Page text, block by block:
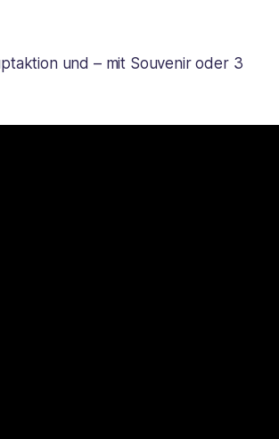
und – mit Souvenir oder 3